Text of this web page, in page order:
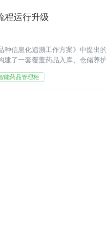
程运行升级
种信息化追溯工作方案》中提出
了一套覆盖药品入库、仓储养
能药品管理柜